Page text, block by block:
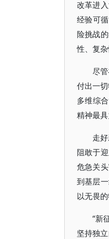
改革进
经验可
险挑战
性、复
尽
付出一
多维综
精神最具
走
阻敢于
危急关
到基层
以无畏
“新
坚持独